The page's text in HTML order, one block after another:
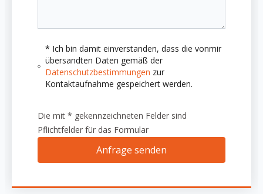
* Ich bin damit einverstanden, dass die vonmir
übersandten Daten gemäß der
Datenschutzbestimmungen zur
Kontaktaufnahme gespeichert werden.
Die mit * gekennzeichneten Felder sind
Pflichtfelder für das Formular
Anfrage senden